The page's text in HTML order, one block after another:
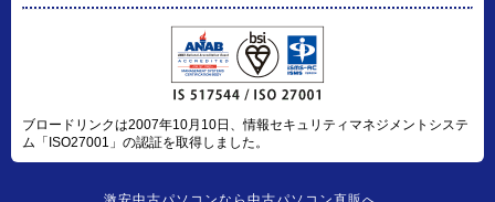
ブロードリンクは2007年10月10日、情報セキュリティマネジメントシステ
ム「ISO27001」の認証を取得しました。